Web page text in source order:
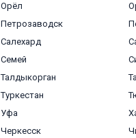
Орёл
Петрозаводск
Салехард
Семей
Талдыкорган
Туркестан
Уфа
Черкесск